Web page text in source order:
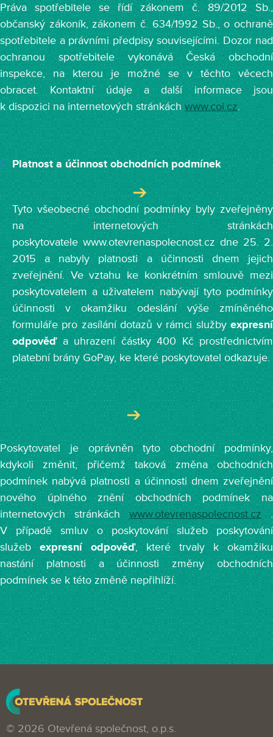
Práva spotřebitele se řídí zákonem č. 89/2012 Sb.,
občanský zákoník, zákonem č. 634/1992 Sb., o ochraně
spotřebitele a právními předpisy souvisejícími. Dozor nad
ochranou spotřebitele vykonává Česká obchodní
inspekce, na kterou je možné se v těchto věcech
obracet. Kontaktní údaje a další informace jsou
k dispozici na internetových stránkáchwww.coi.cz.
Platnost a účinnost obchodních podmínek
Tyto všeobecné obchodní podmínky byly zveřejněny
na internetových stránkách
poskytovatele www.otevrenaspolecnost.cz dne 25. 2.
2015 a nabyly platnosti a účinnosti dnem jejich
zveřejnění. Ve vztahu ke konkrétním smlouvě mezi
poskytovatelem a uživatelem nabývají tyto podmínky
účinnosti v okamžiku odeslání výše zmíněného
formuláře pro zasílání dotazů v rámci službyexpresní
odpověďa uhrazení částky 400 Kč prostřednictvím
platební brány GoPay, ke které poskytovatel odkazuje.
Poskytovatel je oprávněn tyto obchodní podmínky,
kdykoli změnit, přičemž taková změna obchodních
podmínek nabývá platnosti a účinnosti dnem zveřejnění
nového úplného znění obchodních podmínek na
internetových stránkáchwww.otevrenaspolecnost.cz.
V případě smluv o poskytování služeb poskytování
služebexpresní odpověď, které trvaly k okamžiku
nastání platnosti a účinnosti změny obchodních
podmínek se k této změně nepřihlíží.
© 2026 Otevřená společnost, o.p.s.